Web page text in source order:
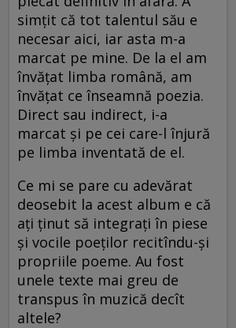
simțit că tot talentul său e
necesar aici, iar asta m-a
marcat pe mine. De la el am
învățat limba română, am
învățat ce înseamnă poezia.
Direct sau indirect, i-a
marcat și pe cei care-l înjură
pe limba inventată de el.
Ce mi se pare cu adevărat
deosebit la acest album e că
ați ținut să integrați în piese
și vocile poeților recitîndu-și
propriile poeme. Au fost
unele texte mai greu de
transpus în muzică decît
altele?